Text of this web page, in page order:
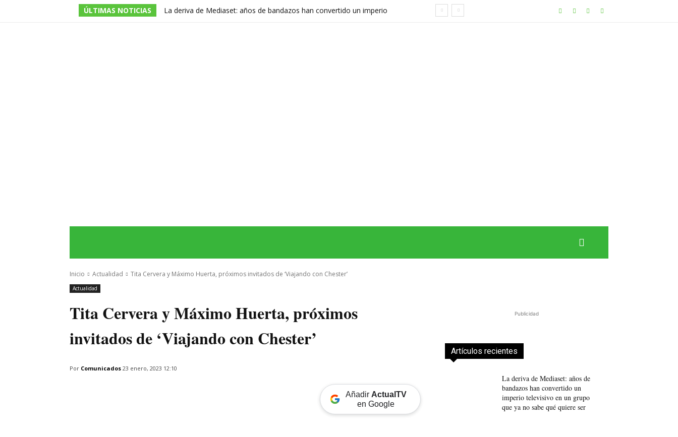
ÚLTIMAS NOTICIAS
La deriva de Mediaset: años de bandazos han convertido un imperio
Inicio Actualidad Tita Cervera y Máximo Huerta, próximos invitados de ‘Viajando con Chester’
Actualidad
Tita Cervera y Máximo Huerta, próximos
invitados de ‘Viajando con Chester’
Por Comunicados 23 enero, 2023 12:10
Añadir ActualTV
en Google
Publicidad
Artículos recientes
La deriva de Mediaset: años de
bandazos han convertido un
imperio televisivo en un grupo
que ya no sabe qué quiere ser